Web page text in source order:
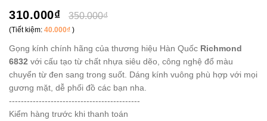
310.000₫ 350.000₫
(Tiết kiệm: 40.000₫ )
Gọng kính chính hãng của thương hiệu Hàn Quốc Richmond
6832 với cấu tạo từ chất nhựa siêu dẽo, công nghệ đổ màu
chuyển từ đen sang trong suốt. Dáng kính vuông phù hợp với mọi
gương mặt, dễ phối đồ các bạn nha.
--------------------------------------------
Kiểm hàng trước khi thanh toán